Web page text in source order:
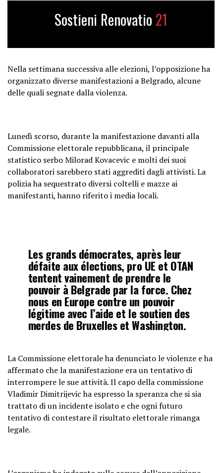
— Jack Poso ????????
(@JackPosobiec)December 25, 2023
Sostieni Renovatio 21
Nella settimana successiva alle elezioni, l’opposizione ha
organizzato diverse manifestazioni a Belgrado, alcune
delle quali segnate dalla violenza.
Lunedì scorso, durante la manifestazione davanti alla
Commissione elettorale repubblicana, il principale
statistico serbo Milorad Kovacevic e molti dei suoi
collaboratori sarebbero stati aggrediti dagli attivisti. La
polizia ha sequestrato diversi coltelli e mazze ai
manifestanti, hanno riferito i media locali.
Les grands démocrates, après leur
défaite aux élections, pro UE et OTAN
tentent vainement de prendre le
pouvoir à Belgrade par la force. Chez
nous en Europe contre un pouvoir
légitime avec l’aide et le soutien des
merdes de Bruxelles et Washington.
— Rolgrat (@rolgrat)December 25,
2023
La Commissione elettorale ha denunciato le violenze e ha
affermato che la manifestazione era un tentativo di
interrompere le sue attività. Il capo della commissione
Vladimir Dimitrijevic ha espresso la speranza che si sia
trattato di un incidente isolato e che ogni futuro
tentativo di contestare il risultato elettorale rimanga
legale.